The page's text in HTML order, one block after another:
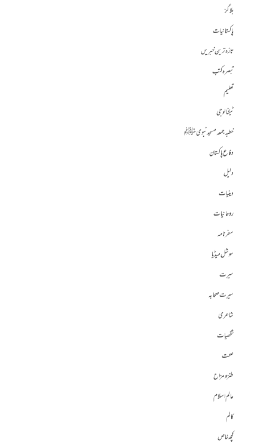
بلاگز
پاکستانیات
تازہ ترین خبریں
تبصرہ کتب
تعلیم
ٹیکنالوجی
خطبہ جمعہ مسجد نبوی ﷺ
دفاع پاکستان
دلیل
دینیات
روحانیات
سفرنامہ
سوشل میڈیا
سیرت
سیرت صحابہ
شاعری
شخصیات
صحت
طنز و مزاح
عالم اسلام
کالم
کچھ خاص